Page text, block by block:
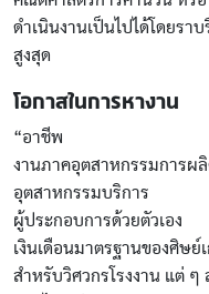
ดำเนินงานเป็นไปได้โดยร
สูงสุด
โอกาสในการหางาน
“อาชีพ
งานภาคอุตสาหกรรมการผ
อุตสาหกรรมบริการ
ผู้ประกอบการด้วยตัวเอง
เงินเดือนมาตรฐานของศิษ
สำหรับวิศวกรโรงงาน แต่ ๆ